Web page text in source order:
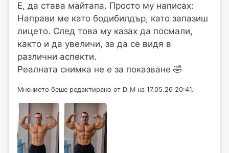
Е, да става майтапа. Просто му написах:
Направи ме като бодибилдър, като запазиш
лицето. След това му казах да посмали,
както и да увеличи, за да се видя в
различни аспекти.
Реалната снимка не е за показване 🤣
Мнението беше редактирано от D_M на 17.05.26 20:41.